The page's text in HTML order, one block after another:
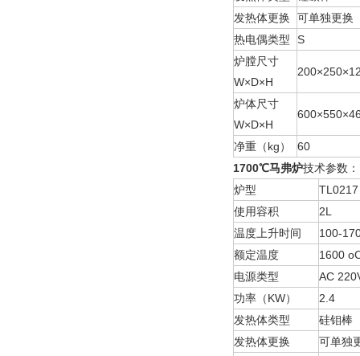
发热体更换
可单独更换
热电偶类型
S
炉膛尺寸
W×D×H
炉体尺寸
W×D×H
净重（kg）
60
1700℃马弗炉技术参数：
炉型
TL0217
使用容积
2L
温度上升时间
100-
额定温度
1600
电源类型
AC
功率（KW）
2.4
发热体类型
硅钼棒
发热体更换
可单独